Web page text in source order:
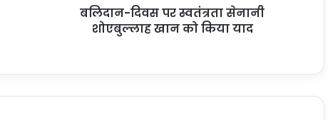
बलिदान-दिवस पर स्वतंत्रता सेनानी
शोएबुल्लाह खान को किया याद